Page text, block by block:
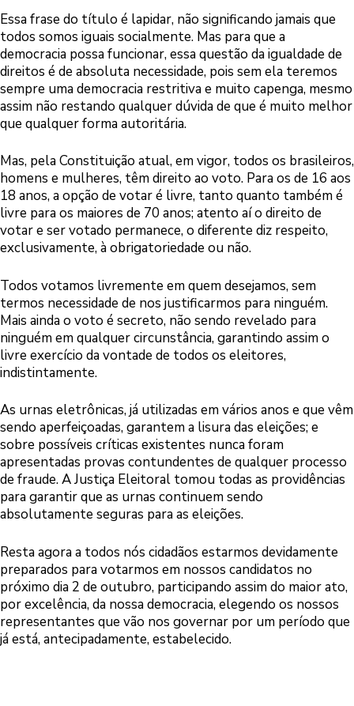
Essa frase do título é lapidar, não significando jamais que
todos somos iguais socialmente. Mas para que a
democracia possa funcionar, essa questão da igualdade de
direitos é de absoluta necessidade, pois sem ela teremos
sempre uma democracia restritiva e muito capenga, mesmo
assim não restando qualquer dúvida de que é muito melhor
que qualquer forma autoritária.
Mas, pela Constituição atual, em vigor, todos os brasileiros,
homens e mulheres, têm direito ao voto. Para os de 16 aos
18 anos, a opção de votar é livre, tanto quanto também é
livre para os maiores de 70 anos; atento aí o direito de
votar e ser votado permanece, o diferente diz respeito,
exclusivamente, à obrigatoriedade ou não.
Todos votamos livremente em quem desejamos, sem
termos necessidade de nos justificarmos para ninguém.
Mais ainda o voto é secreto, não sendo revelado para
ninguém em qualquer circunstância, garantindo assim o
livre exercício da vontade de todos os eleitores,
indistintamente.
As urnas eletrônicas, já utilizadas em vários anos e que vêm
sendo aperfeiçoadas, garantem a lisura das eleições; e
sobre possíveis críticas existentes nunca foram
apresentadas provas contundentes de qualquer processo
de fraude. A Justiça Eleitoral tomou todas as providências
para garantir que as urnas continuem sendo
absolutamente seguras para as eleições.
Resta agora a todos nós cidadãos estarmos devidamente
preparados para votarmos em nossos candidatos no
próximo dia 2 de outubro, participando assim do maior ato,
por excelência, da nossa democracia, elegendo os nossos
representantes que vão nos governar por um período que
já está, antecipadamente, estabelecido.